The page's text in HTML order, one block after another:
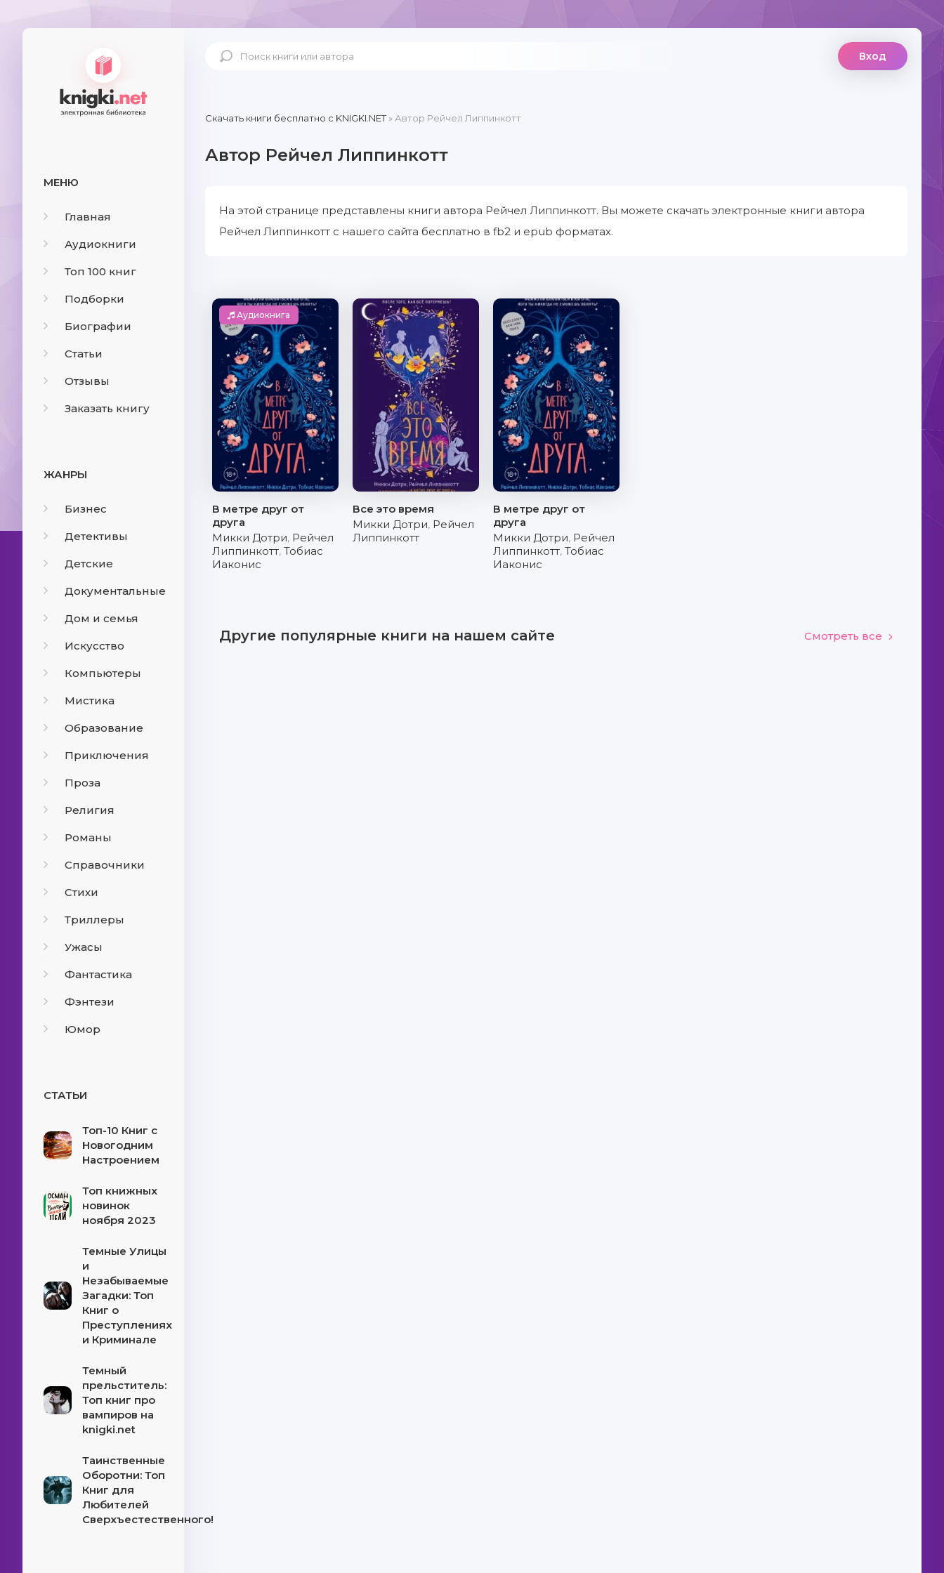
МЕНЮ
Главная
Аудиокниги
Топ 100 книг
Подборки
Биографии
Статьи
Отзывы
Заказать книгу
ЖАНРЫ
Бизнес
Детективы
Детские
Документальные
Дом и семья
Искусство
Компьютеры
Мистика
Образование
Приключения
Проза
Религия
Романы
Справочники
Стихи
Триллеры
Ужасы
Фантастика
Фэнтези
Юмор
СТАТЬИ
Топ-10 Книг с
Новогодним
Настроением
Топ книжных
новинок
ноября 2023
Темные Улицы
и
Незабываемые
Загадки: Топ
Книг о
Преступлениях
и Криминале
Темный
прельститель:
Топ книг про
вампиров на
knigki.net
Таинственные
Оборотни: Топ
Книг для
Любителей
Сверхъестественного!
Вход
Скачать книги бесплатно c KNIGKI.NET» Автор Рейчел Липпинкотт
Автор Рейчел Липпинкотт
На этой странице представлены книги автора Рейчел Липпинкотт. Вы можете скачать электронные книги автора
Рейчел Липпинкотт с нашего сайта бесплатно в fb2 и epub форматах.
Аудиокнига
В метре друг от
друга
Микки Дотри, Рейчел
Липпинкотт, Тобиас
Иаконис
Все это время
Микки Дотри, Рейчел
Липпинкотт
В метре друг от
друга
Микки Дотри, Рейчел
Липпинкотт, Тобиас
Иаконис
Другие популярные книги на нашем сайте Смотреть все